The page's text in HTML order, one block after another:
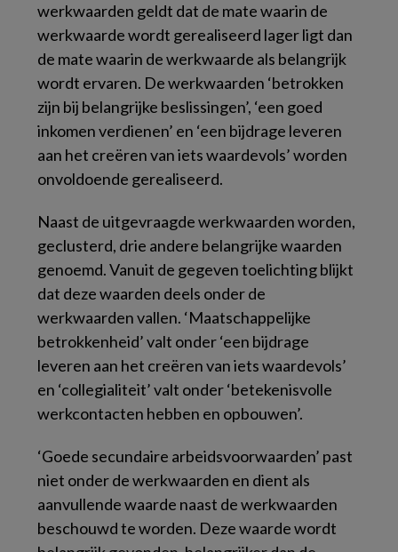
werkwaarden geldt dat de mate waarin de
werkwaarde wordt gerealiseerd lager ligt dan
de mate waarin de werkwaarde als belangrijk
wordt ervaren. De werkwaarden ‘betrokken
zijn bij belangrijke beslissingen’, ‘een goed
inkomen verdienen’ en ‘een bijdrage leveren
aan het creëren van iets waardevols’ worden
onvoldoende gerealiseerd.
Naast de uitgevraagde werkwaarden worden,
geclusterd, drie andere belangrijke waarden
genoemd. Vanuit de gegeven toelichting blijkt
dat deze waarden deels onder de
werkwaarden vallen. ‘Maatschappelijke
betrokkenheid’ valt onder ‘een bijdrage
leveren aan het creëren van iets waardevols’
en ‘collegialiteit’ valt onder ‘betekenisvolle
werkcontacten hebben en opbouwen’.
‘Goede secundaire arbeidsvoorwaarden’ past
niet onder de werkwaarden en dient als
aanvullende waarde naast de werkwaarden
beschouwd te worden. Deze waarde wordt